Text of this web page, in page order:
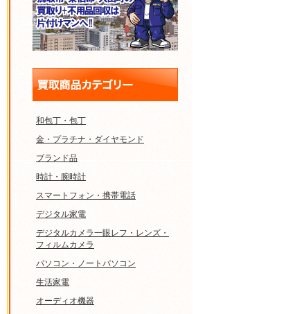
和包丁・包丁
金・プラチナ・ダイヤモンド
ブランド品
時計・腕時計
スマートフォン・携帯電話
デジタル家電
デジタルカメラ一眼レフ・レンズ・
フィルムカメラ
パソコン・ノートパソコン
生活家電
オーディオ機器